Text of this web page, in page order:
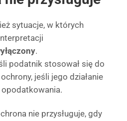
sytuacje, w których
.
podatnik stosował się do
jeśli jego działanie
opodatkowania.
nie przysługuje, gdy